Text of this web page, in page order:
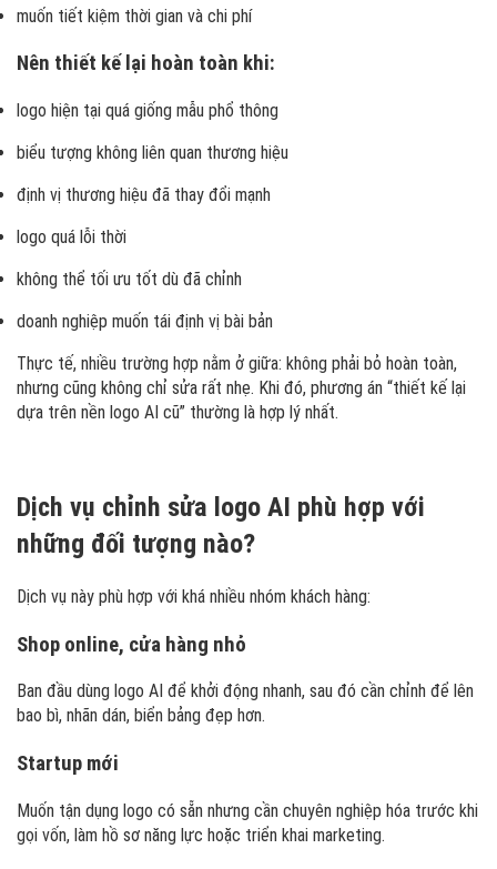
muốn tiết kiệm thời gian và chi phí
Nên thiết kế lại hoàn toàn khi:
logo hiện tại quá giống mẫu phổ thông
biểu tượng không liên quan thương hiệu
định vị thương hiệu đã thay đổi mạnh
logo quá lỗi thời
không thể tối ưu tốt dù đã chỉnh
doanh nghiệp muốn tái định vị bài bản
Thực tế, nhiều trường hợp nằm ở giữa: không phải bỏ hoàn toàn,
nhưng cũng không chỉ sửa rất nhẹ. Khi đó, phương án “thiết kế lại
dựa trên nền logo AI cũ” thường là hợp lý nhất.
Dịch vụ chỉnh sửa logo AI phù hợp với
những đối tượng nào?
Dịch vụ này phù hợp với khá nhiều nhóm khách hàng:
Shop online, cửa hàng nhỏ
Ban đầu dùng logo AI để khởi động nhanh, sau đó cần chỉnh để lên
bao bì, nhãn dán, biển bảng đẹp hơn.
Startup mới
Muốn tận dụng logo có sẵn nhưng cần chuyên nghiệp hóa trước khi
gọi vốn, làm hồ sơ năng lực hoặc triển khai marketing.